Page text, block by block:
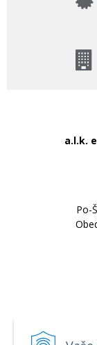
a.l.k.
Po-